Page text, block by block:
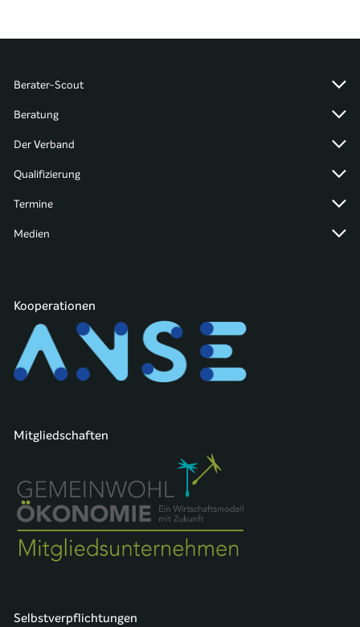
Berater-Scout
Beratung
Der Verband
Qualifizierung
Termine
Medien
Kooperationen
Mitgliedschaften
Selbstverpflichtungen